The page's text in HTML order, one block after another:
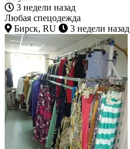
3 недели назад
Любая спецодежда
Бирск, RU
3 недели назад